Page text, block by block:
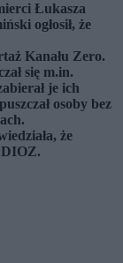
Łukasza
ogłosił, że
Kanału Zero.
się m.in.
je ich
osoby bez
że
DIOZ.